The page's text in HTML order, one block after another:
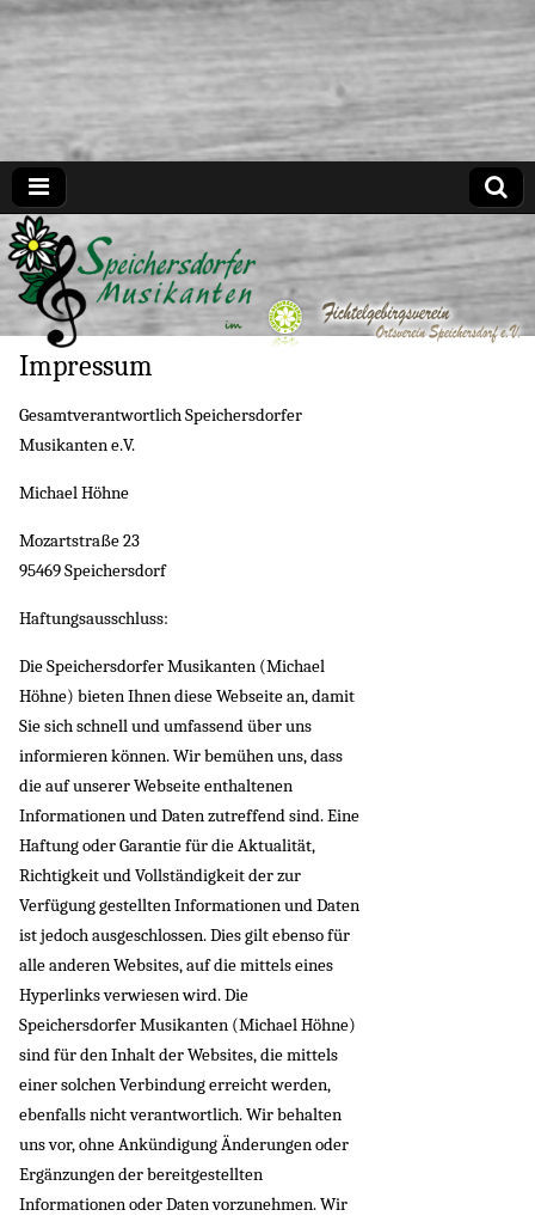
Speichersdorfer Musikanten
Impressum
Gesamtverantwortlich Speichersdorfer
Musikanten e.V.
Michael Höhne
Mozartstraße 23
95469 Speichersdorf
Haftungsausschluss:
Die Speichersdorfer Musikanten (Michael
Höhne) bieten Ihnen diese Webseite an, damit
Sie sich schnell und umfassend über uns
informieren können. Wir bemühen uns, dass
die auf unserer Webseite enthaltenen
Informationen und Daten zutreffend sind. Eine
Haftung oder Garantie für die Aktualität,
Richtigkeit und Vollständigkeit der zur
Verfügung gestellten Informationen und Daten
ist jedoch ausgeschlossen. Dies gilt ebenso für
alle anderen Websites, auf die mittels eines
Hyperlinks verwiesen wird. Die
Speichersdorfer Musikanten (Michael Höhne)
sind für den Inhalt der Websites, die mittels
einer solchen Verbindung erreicht werden,
ebenfalls nicht verantwortlich. Wir behalten
uns vor, ohne Ankündigung Änderungen oder
Ergänzungen der bereitgestellten
Informationen oder Daten vorzunehmen. Wir